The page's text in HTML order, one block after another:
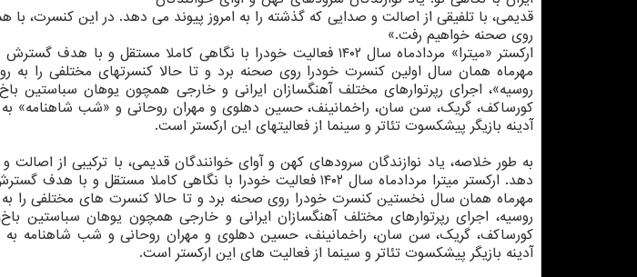
قدیمی، با تلفیقی از اصالت و صدایی که گذشته را به امروز پیوند می دهد. در این کنسرت، با
روی صحنه خواهیم رفت.»
ارکستر «میترا» مردادماه سال ۱۴۰۲ فعالیت خودرا با نگاهی کاملا مستقل
مهرماه همان سال اولین کنسرت خودرا روی صحنه برد و تا حالا کنسرتهای مختلفی را
روسیه»، اجرای رپرتوارهای مختلف آهنگسازان ایرانی و خارجی همچون یوهان سباستین
کورساکف، گریک، سن سان، راخمانینف، حسین دهلوی و مهران روحانی و «شب شاهنامه»
آدینه بازیگر پیشکسوت تئاتر و سینما از فعالیتهای این ارکستر است.
به طور خلاصه، یاد نوازندگان سرودهای کهن و آوای خوانندگان قدیمی، با ترکیبی از اصالت
دهد. ارکستر میترا مردادماه سال ۱۴۰۲ فعالیت خودرا با نگاهی کاملا
مهرماه همان سال نخستین کنسرت خودرا روی صحنه برد و تا حالا کنسرت های مختلفی
روسیه، اجرای رپرتوارهای مختلف آهنگسازان ایرانی و خارجی همچون یوهان سباستین
کورساکف، گریک، سن سان، راخمانینف، حسین دهلوی و مهران روحانی و شب شاهنامه
آدینه بازیگر پیشکسوت تئاتر و سینما از فعالیت های این ارکستر است.